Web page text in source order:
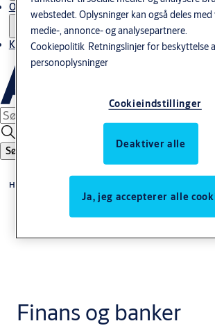
Om os
Kontakt os
Søg
Home
Finans og banker
webstedet. Oplysninger kan også deles med
medie-, annonce- og analysepartnere.
Cookiepolitik Retningslinjer for beskyttelse
personoplysninger
Cookieindstillinger
Deaktiver alle
Ja, jeg accepterer alle